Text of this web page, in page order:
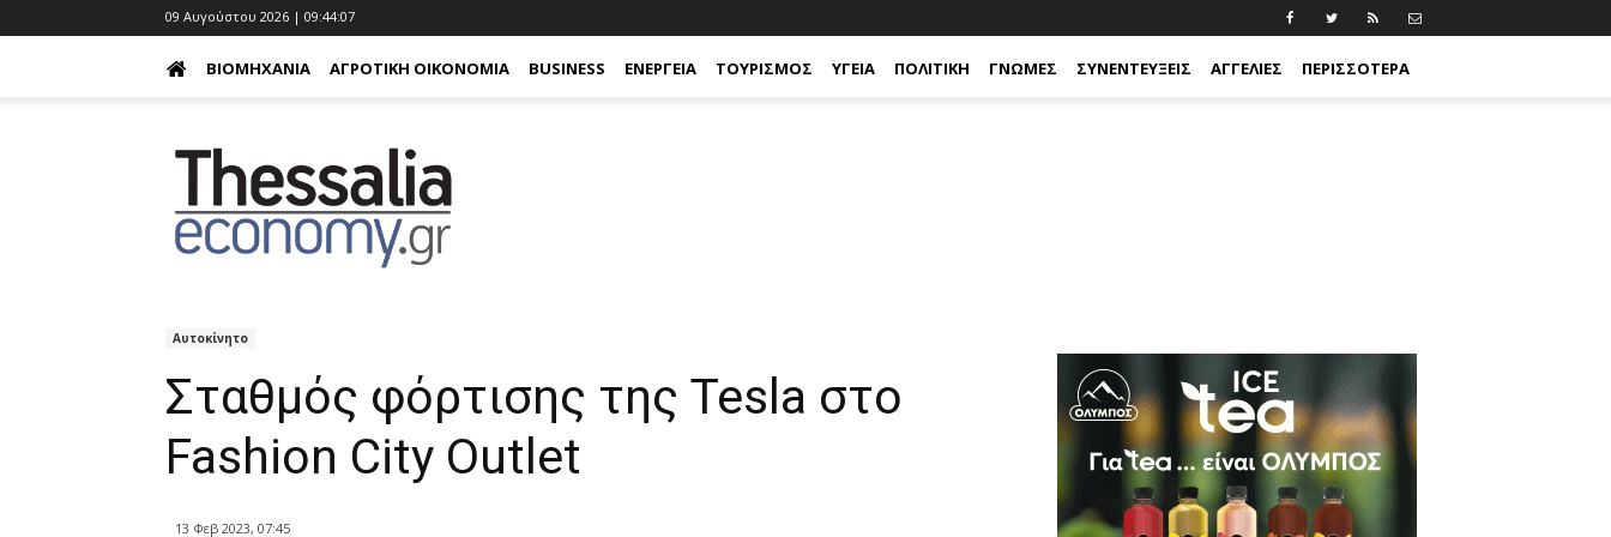
09 Αυγούστου 2026 | 09:44:08
ΒΙΟΜΗΧΑΝΊΑ ΑΓΡΟΤΙΚΉ ΟΙΚΟΝΟΜΊΑ BUSINESS ΕΝΈΡΓΕΙΑ ΤΟΥΡΙΣΜΌΣ ΥΓΕΊΑ ΠΟΛΙΤΙΚΉ ΓΝΏΜΕΣ ΣΥΝΕΝΤΕΎΞΕΙΣ ΑΓΓΕΛΊΕΣ ΠΕΡΙΣΣΟΤΕΡΑ
Αυτοκίνητο
Σταθμός φόρτισης της Tesla στο
Fashion City Outlet
13 Φεβ 2023, 07:45